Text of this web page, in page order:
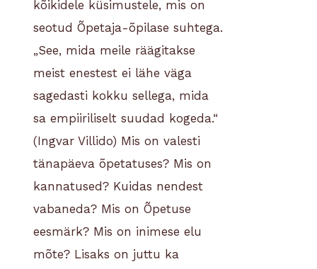
kõikidele küsimustele, mis on
seotud Õpetaja-õpilase suhtega.
„See, mida meile räägitakse
meist enestest ei lähe väga
sagedasti kokku sellega, mida
sa empiiriliselt suudad kogeda.“
(Ingvar Villido) Mis on valesti
tänapäeva õpetatuses? Mis on
kannatused? Kuidas nendest
vabaneda? Mis on Õpetuse
eesmärk? Mis on inimese elu
mõte? Lisaks on juttu ka